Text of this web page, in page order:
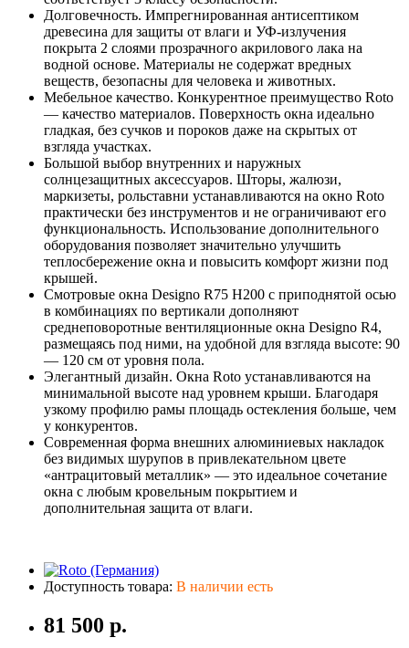
Долговечность. Импрегнированная антисептиком
древесина для защиты от влаги и УФ-излучения
покрыта 2 слоями прозрачного акрилового лака на
водной основе. Материалы не содержат вредных
веществ, безопасны для человека и животных.
Мебельное качество. Конкурентное преимущество Roto
— качество материалов. Поверхность окна идеально
гладкая, без сучков и пороков даже на скрытых от
взгляда участках.
Большой выбор внутренних и наружных
солнцезащитных аксессуаров. Шторы, жалюзи,
маркизеты, рольставни устанавливаются на окно Roto
практически без инструментов и не ограничивают его
функциональность. Использование дополнительного
оборудования позволяет значительно улучшить
теплосбережение окна и повысить комфорт жизни под
крышей.
Смотровые окна Designo R75 H200 с приподнятой осью
в комбинациях по вертикали дополняют
среднеповоротные вентиляционные окна Designo R4,
размещаясь под ними, на удобной для взгляда высоте: 90
— 120 см от уровня пола.
Элегантный дизайн. Окна Roto устанавливаются на
минимальной высоте над уровнем крыши. Благодаря
узкому профилю рамы площадь остекления больше, чем
у конкурентов.
Современная форма внешних алюминиевых накладок
без видимых шурупов в привлекательном цвете
«антрацитовый металлик» — это идеальное сочетание
окна с любым кровельным покрытием и
дополнительная защита от влаги.
Доступность товара: В наличии есть
81 500 р.